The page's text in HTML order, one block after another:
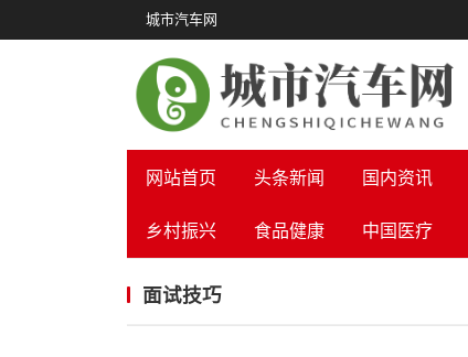
城市汽车网
网站首页 头条新闻 国内资讯
乡村振兴 食品健康 中国医疗
面试技巧